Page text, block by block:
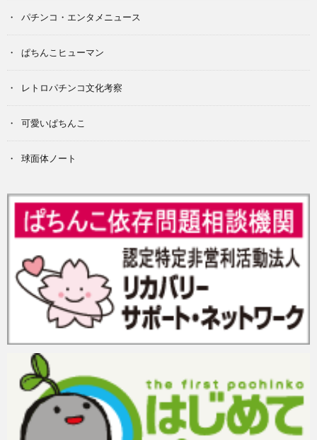
パチンコ・エンタメニュース
ぱちんこヒューマン
レトロパチンコ文化考察
可愛いぱちんこ
球面体ノート